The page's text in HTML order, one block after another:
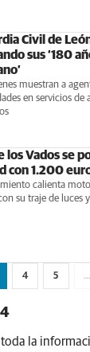
Civil de
sus ‘180
muestran a
en servicios de
los Vados se
con 1.200
calienta
su traje de luces
4 5 …
la